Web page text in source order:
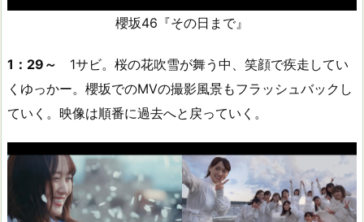
櫻坂46『その日まで』
1：29～ 1サビ。桜の花吹雪が舞う中、笑顔で疾走してい
くゆっかー。櫻坂でのMVの撮影風景もフラッシュバックし
ていく。映像は順番に過去へと戻っていく。